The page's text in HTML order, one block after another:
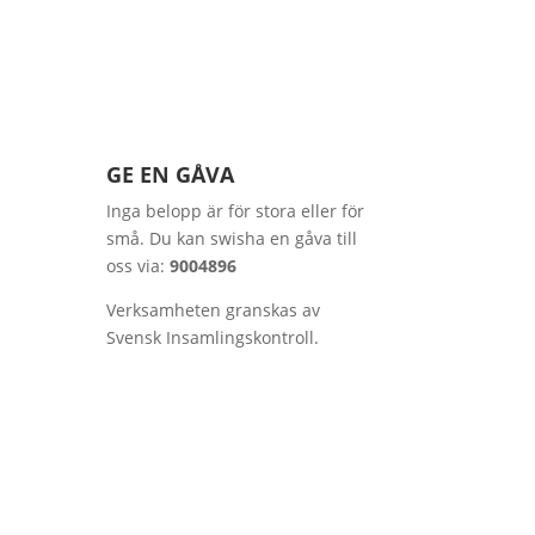
GE EN GÅVA
Inga belopp är för stora eller för
små. Du kan swisha en gåva till
oss via: 9004896
Verksamheten granskas av
Svensk Insamlingskontroll.